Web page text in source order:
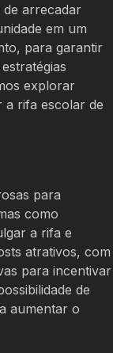
de arrecadar
em um
para garantir
explorar
a rifa escolar de
para
como
a rifa e
atrativos, com
para incentivar
de
aumentar o